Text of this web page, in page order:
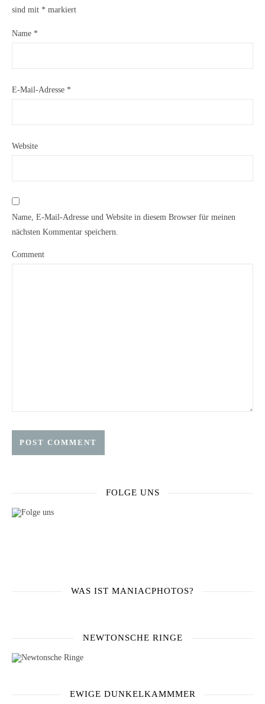
sind mit * markiert
Name *
E-Mail-Adresse *
Website
Name, E-Mail-Adresse und Website in diesem Browser für meinen
nächsten Kommentar speichern.
Comment
FOLGE UNS
WAS IST MANIACPHOTOS?
NEWTONSCHE RINGE
EWIGE DUNKELKAMMMER